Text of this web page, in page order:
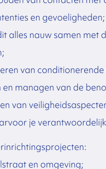
en gevoeligheden;
alles nauw samen met
van
en managen van de
van
je
en omgeving;